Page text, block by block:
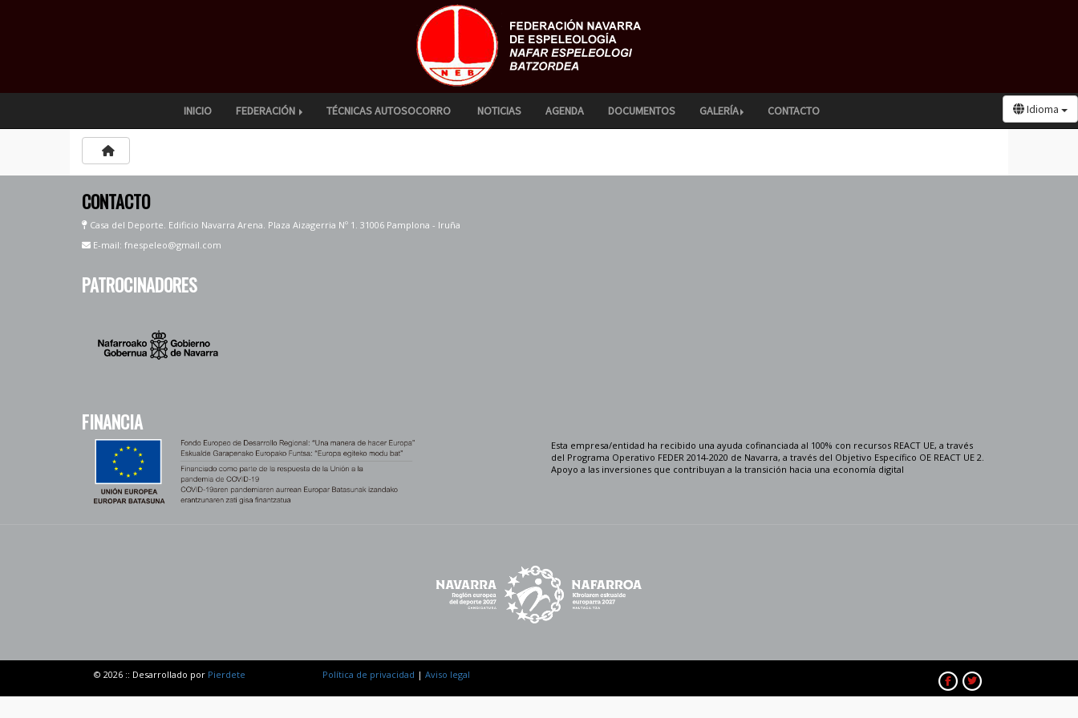
INICIO FEDERACIÓN TÉCNICAS AUTOSOCORRO NOTICIAS AGENDA DOCUMENTOS GALERÍA CONTACTO Idioma
CONTACTO
Casa del Deporte. Edificio Navarra Arena. Plaza Aizagerria Nº 1. 31006 Pamplona - Iruña
E-mail: fnespeleo@gmail.com
PATROCINADORES
FINANCIA
Esta empresa/entidad ha recibido una ayuda cofinanciada al 100% con recursos REACT UE, a través
del Programa Operativo FEDER 2014-2020 de Navarra, a través del Objetivo Específico OE REACT UE 2.
Apoyo a las inversiones que contribuyan a la transición hacia una economía digital
© 2026 :: Desarrollado por Pierdete Política de privacidad | Aviso legal